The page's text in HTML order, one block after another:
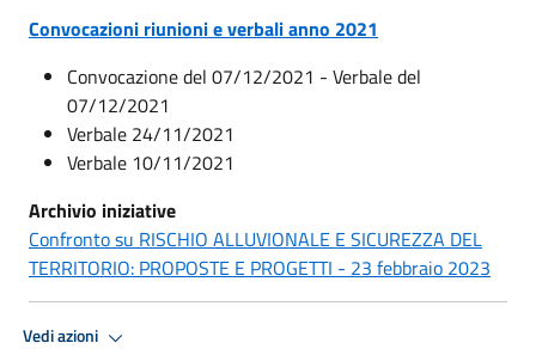
Convocazioni riunioni e verbali anno 2021
Convocazione del 07/12/2021 - Verbale del
07/12/2021
Verbale 24/11/2021
Verbale 10/11/2021
Archivio iniziative
Confronto su RISCHIO ALLUVIONALE E SICUREZZA DEL
TERRITORIO: PROPOSTE E PROGETTI - 23 febbraio 2023
Vedi azioni